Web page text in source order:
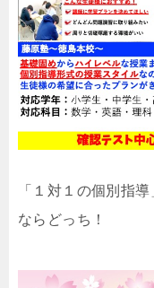
「１対１の個別指
ならどっち！